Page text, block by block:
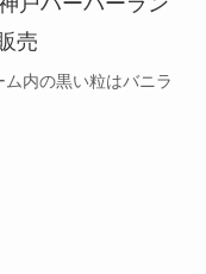
売
内の黒い粒はバニラ